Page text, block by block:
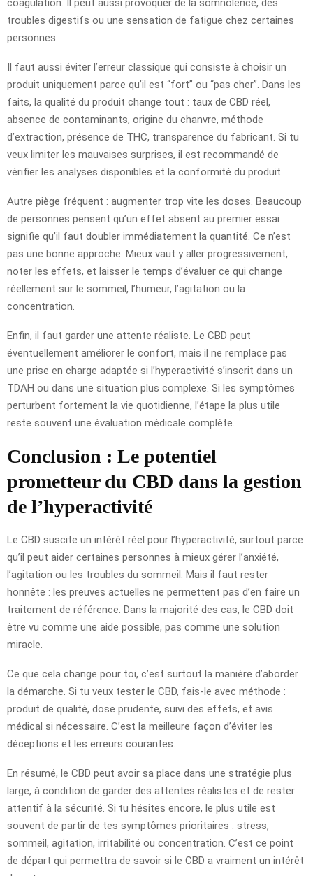
troubles digestifs ou une sensation de fatigue chez certaines
personnes.
Il faut aussi éviter l’erreur classique qui consiste à choisir un
produit uniquement parce qu’il est “fort” ou “pas cher”. Dans les
faits, la qualité du produit change tout : taux de CBD réel,
absence de contaminants, origine du chanvre, méthode
d’extraction, présence de THC, transparence du fabricant. Si tu
veux limiter les mauvaises surprises, il est recommandé de
vérifier les analyses disponibles et la conformité du produit.
Autre piège fréquent : augmenter trop vite les doses. Beaucoup
de personnes pensent qu’un effet absent au premier essai
signifie qu’il faut doubler immédiatement la quantité. Ce n’est
pas une bonne approche. Mieux vaut y aller progressivement,
noter les effets, et laisser le temps d’évaluer ce qui change
réellement sur le sommeil, l’humeur, l’agitation ou la
concentration.
Enfin, il faut garder une attente réaliste. Le CBD peut
éventuellement améliorer le confort, mais il ne remplace pas
une prise en charge adaptée si l’hyperactivité s’inscrit dans un
TDAH ou dans une situation plus complexe. Si les symptômes
perturbent fortement la vie quotidienne, l’étape la plus utile
reste souvent une évaluation médicale complète.
Conclusion : Le potentiel
prometteur du CBD dans la gestion
de l’hyperactivité
Le CBD suscite un intérêt réel pour l’hyperactivité, surtout parce
qu’il peut aider certaines personnes à mieux gérer l’anxiété,
l’agitation ou les troubles du sommeil. Mais il faut rester
honnête : les preuves actuelles ne permettent pas d’en faire un
traitement de référence. Dans la majorité des cas, le CBD doit
être vu comme une aide possible, pas comme une solution
miracle.
Ce que cela change pour toi, c’est surtout la manière d’aborder
la démarche. Si tu veux tester le CBD, fais-le avec méthode :
produit de qualité, dose prudente, suivi des effets, et avis
médical si nécessaire. C’est la meilleure façon d’éviter les
déceptions et les erreurs courantes.
En résumé, le CBD peut avoir sa place dans une stratégie plus
large, à condition de garder des attentes réalistes et de rester
attentif à la sécurité. Si tu hésites encore, le plus utile est
souvent de partir de tes symptômes prioritaires : stress,
sommeil, agitation, irritabilité ou concentration. C’est ce point
de départ qui permettra de savoir si le CBD a vraiment un intérêt